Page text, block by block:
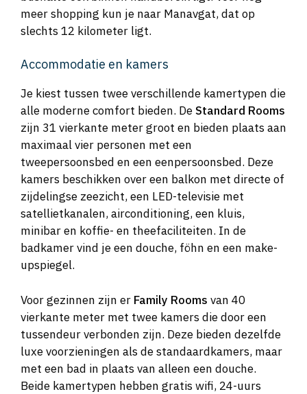
meer shopping kun je naar Manavgat, dat op
slechts 12 kilometer ligt.
Accommodatie en kamers
Je kiest tussen twee verschillende kamertypen die
alle moderne comfort bieden. DeStandard Rooms
zijn 31 vierkante meter groot en bieden plaats aan
maximaal vier personen met een
tweepersoonsbed en een eenpersoonsbed. Deze
kamers beschikken over een balkon met directe of
zijdelingse zeezicht, een LED-televisie met
satellietkanalen, airconditioning, een kluis,
minibar en koffie- en theefaciliteiten. In de
badkamer vind je een douche, föhn en een make-
upspiegel.
Voor gezinnen zijn er Family Rooms van 40
vierkante meter met twee kamers die door een
tussendeur verbonden zijn. Deze bieden dezelfde
luxe voorzieningen als de standaardkamers, maar
met een bad in plaats van alleen een douche.
Beide kamertypen hebben gratis wifi, 24-uurs